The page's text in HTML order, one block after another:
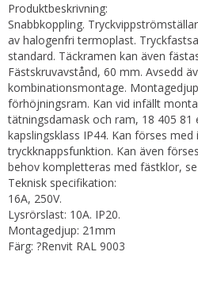
Produktbeskrivning:
Snabbkoppling.
av halogenfri termoplast.
standard. Täckramen kan även
Fästskruvavstånd, 60 mm. Avsedd
kombinationsmontage.
förhöjningsram. Kan vid infällt
tätningsdamask och ram, 18 405 81
kapslingsklass IP44. Kan förses
tryckknappsfunktion. Kan även
behov kompletteras med fästklor,
Teknisk specifikation:
16A, 250V.
Lysrörslast: 10A. IP20.
Montagedjup: 21mm
Färg: ?Renvit RAL 9003